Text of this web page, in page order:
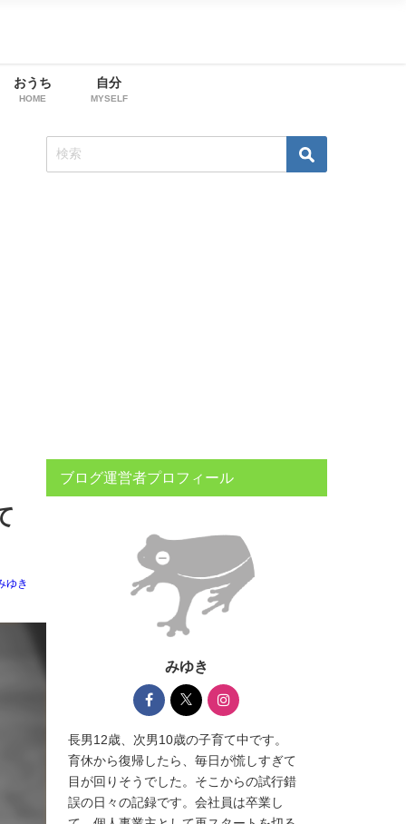
おうち
HOME
自分
MYSELF
ゆき
ブログ運営者プロフィール
みゆき
長男12歳、次男10歳の子育て中です。
育休から復帰したら、毎日が慌しすぎて
目が回りそうでした。そこからの試行錯
誤の日々の記録です。会社員は卒業し